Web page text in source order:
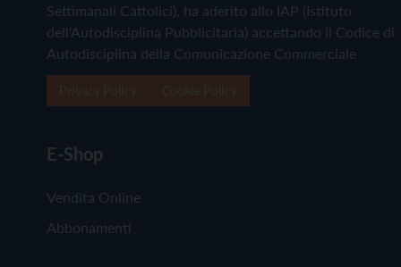
Settimanali Cattolici), ha aderito allo IAP (Istituto
dell'Autodisciplina Pubblicitaria) accettando il Codice di
Autodisciplina della Comunicazione Commerciale
E-Shop
Vendita Online
Abbonamenti